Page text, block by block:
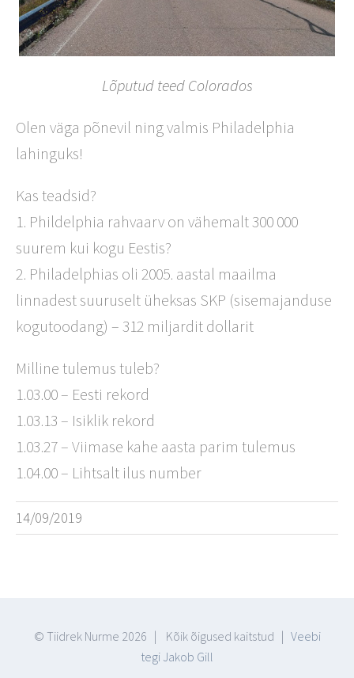
Lõputud teed Colorados
Olen väga põnevil ning valmis Philadelphia
lahinguks!
Kas teadsid?
1. Phildelphia rahvaarv on vähemalt 300 000
suurem kui kogu Eestis?
2. Philadelphias oli 2005. aastal maailma
linnadest suuruselt üheksas SKP (sisemajanduse
kogutoodang) – 312 miljardit dollarit
Milline tulemus tuleb?
1.03.00 – Eesti rekord
1.03.13 – Isiklik rekord
1.03.27 – Viimase kahe aasta parim tulemus
1.04.00 – Lihtsalt ilus number
14/09/2019
© Tiidrek Nurme 2026 | Kõik õigused kaitstud | Veebi
tegi Jakob Gill